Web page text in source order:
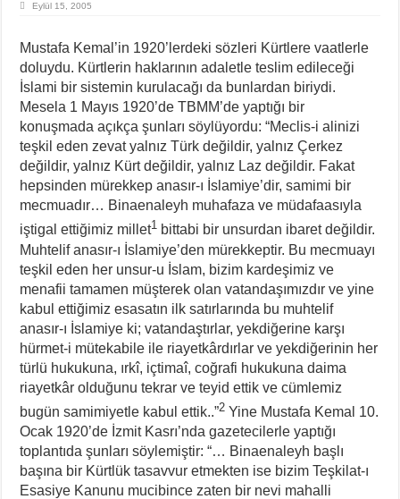
Eylül 15, 2005
Mustafa Kemal’in 1920’lerdeki sözleri Kürtlere vaatlerle
doluydu. Kürtlerin haklarının adaletle teslim edileceği
İslami bir sistemin kurulacağı da bunlardan biriydi.
Mesela 1 Mayıs 1920’de TBMM’de yaptığı bir
konuşmada açıkça şunları söylüyordu: “Meclis-i alinizi
teşkil eden zevat yalnız Türk değildir, yalnız Çerkez
değildir, yalnız Kürt değildir, yalnız Laz değildir. Fakat
hepsinden mürekkep anasır-ı İslamiye’dir, samimi bir
mecmuadır… Binaenaleyh muhafaza ve müdafaasıyla
iştigal ettiğimiz millet1 bittabi bir unsurdan ibaret değildir.
Muhtelif anasır-ı İslamiye’den mürekkeptir. Bu mecmuayı
teşkil eden her unsur-u İslam, bizim kardeşimiz ve
menafii tamamen müşterek olan vatandaşımızdır ve yine
kabul ettiğimiz esasatın ilk satırlarında bu muhtelif
anasır-ı İslamiye ki; vatandaştırlar, yekdiğerine karşı
hürmet-i mütekabile ile riayetkârdırlar ve yekdiğerinin her
türlü hukukuna, ırkî, içtimaî, coğrafi hukukuna daima
riayetkâr olduğunu tekrar ve teyid ettik ve cümlemiz
bugün samimiyetle kabul ettik..”2 Yine Mustafa Kemal 10.
Ocak 1920’de İzmit Kasrı’nda gazetecilerle yaptığı
toplantıda şunları söylemiştir: “… Binaenaleyh başlı
başına bir Kürtlük tasavvur etmekten ise bizim Teşkilat-ı
Esasiye Kanunu mucibince zaten bir nevi mahalli